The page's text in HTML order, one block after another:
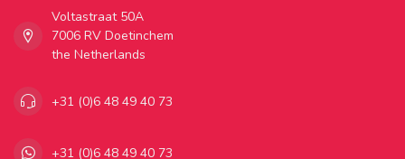
Voltastraat 50A
7006 RV Doetinchem
the Netherlands
+31 (0)6 48 49 40 73
+31 (0)6 48 49 40 73